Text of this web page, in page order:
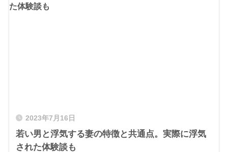
2023年7月16日
若い男と浮気する妻の特徴と共通点。実際に浮気
された体験談も